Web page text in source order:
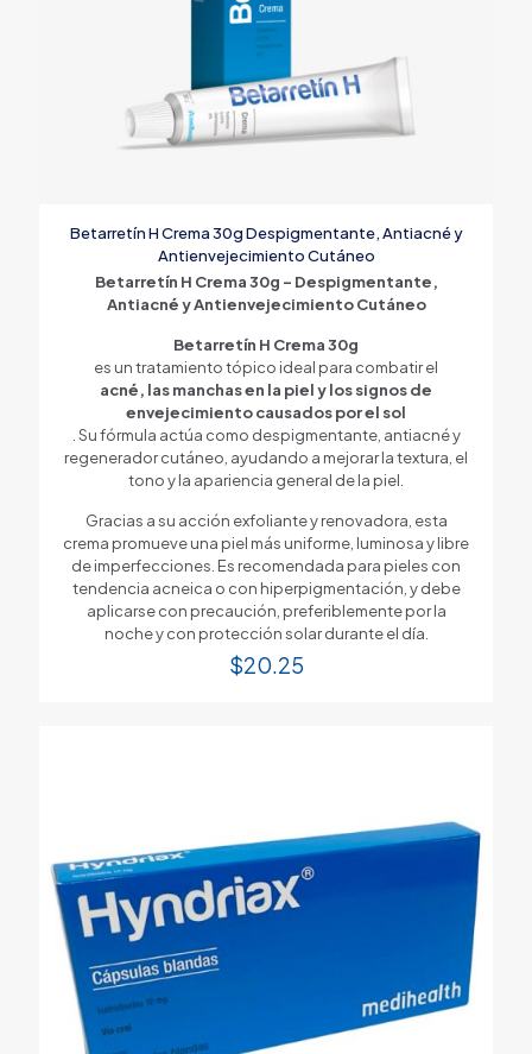
Betarretín H Crema 30g Despigmentante, Antiacné y
Antienvejecimiento Cutáneo
Betarretín H Crema 30g – Despigmentante,
Antiacné y Antienvejecimiento Cutáneo
Betarretín H Crema 30g
es un tratamiento tópico ideal para combatir el
acné, las manchas en la piel y los signos de
envejecimiento causados por el sol
. Su fórmula actúa como despigmentante, antiacné y
regenerador cutáneo, ayudando a mejorar la textura, el
tono y la apariencia general de la piel.
Gracias a su acción exfoliante y renovadora, esta
crema promueve una piel más uniforme, luminosa y libre
de imperfecciones. Es recomendada para pieles con
tendencia acneica o con hiperpigmentación, y debe
aplicarse con precaución, preferiblemente por la
noche y con protección solar durante el día.
$20.25